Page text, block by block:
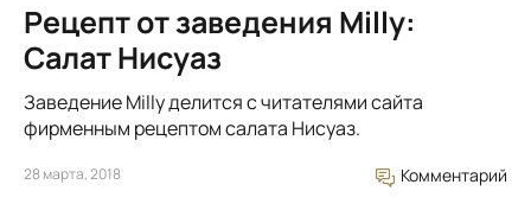
Рецепт от заведения Milly:
Салат Нисуаз
Заведение Milly делится с читателями сайта
фирменным рецептом салата Нисуаз.
28 марта, 2018 Комментарий